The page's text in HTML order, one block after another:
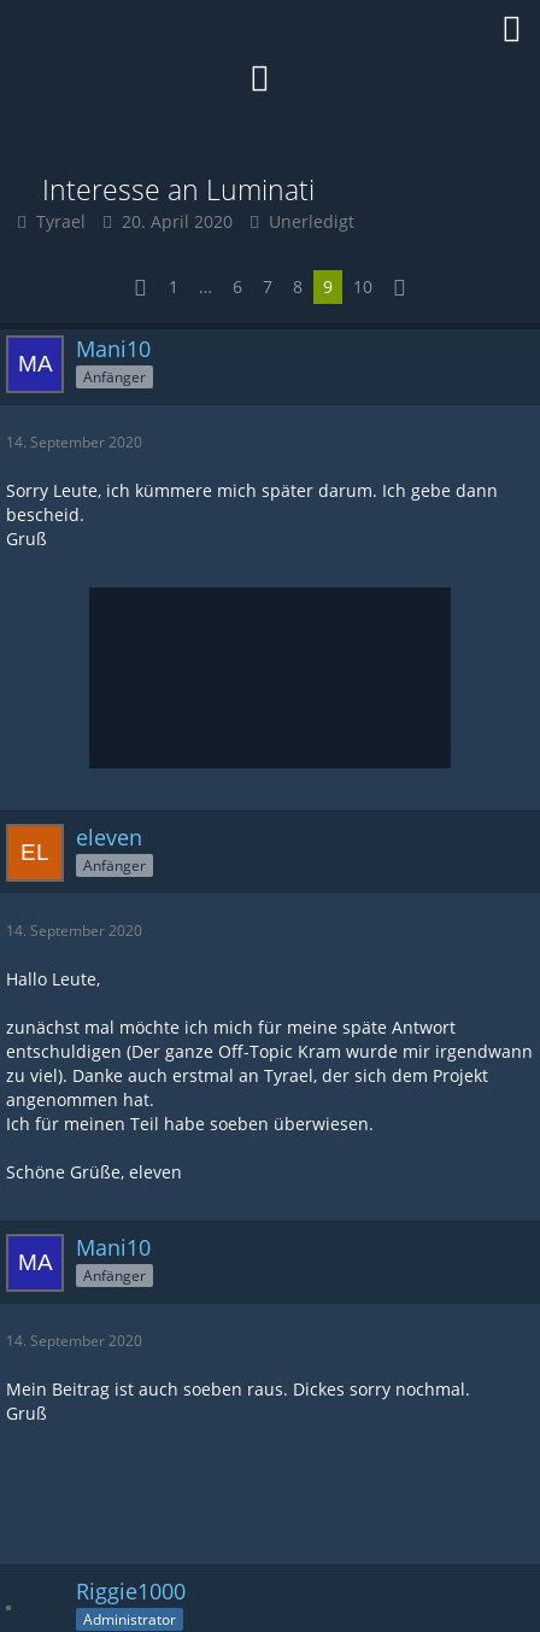
Interesse an Luminati
Tyrael 20. April 2020 Unerledigt
1 … 6 7 8 9 10
Mani10
Anfänger
14. September 2020
Sorry Leute, ich kümmere mich später darum. Ich gebe dann
bescheid.
Gruß
eleven
Anfänger
14. September 2020
Hallo Leute,
zunächst mal möchte ich mich für meine späte Antwort
entschuldigen (Der ganze Off-Topic Kram wurde mir irgendwann
zu viel). Danke auch erstmal an Tyrael, der sich dem Projekt
angenommen hat.
Ich für meinen Teil habe soeben überwiesen.
Schöne Grüße, eleven
Mani10
Anfänger
14. September 2020
Mein Beitrag ist auch soeben raus. Dickes sorry nochmal.
Gruß
Riggie1000
Administrator